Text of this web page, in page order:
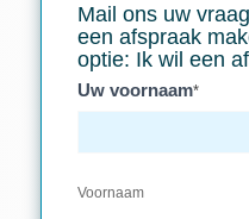
Mail ons uw
een afspraak
optie: Ik wil een
Uw voornaam*
Voornaam